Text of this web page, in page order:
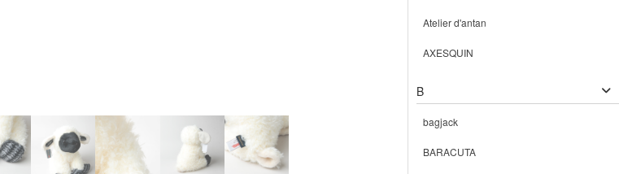
Atelier d'antan
AXESQUIN
B
bagjack
BARACUTA